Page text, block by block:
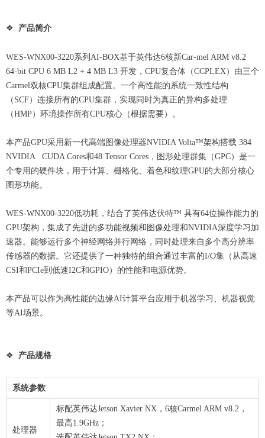
❖ 产品简介
WES-WNX00-3220系列AI-BOX基于英伟达6核新Car-mel ARM v8.2
64-bit CPU 6 MB L2 + 4 MB L3 开发，CPU复合体（CCPLEX）由三个
Carmel双核CPU集群组成配置。一个高性能的系统一致性结构
（SCF）连接所有的CPU集群，实现同时为真正的异构多处理
（HMP）环境操作所有CPU核心（根据需要）。
本产品GPU采用新一代高端图像处理器NVIDIA Volta™架构搭载 384
NVIDIA CUDA Cores和48 Tensor Cores，图形处理群集（GPC）是一
个专用的硬件块，用于计算、栅格化、着色和纹理GPU的大部分核心
图形功能。
WES-WNX00-3220低功耗，结合了英伟达伏特™ 具有64位操作能力的
GPU架构，集成了先进的多功能视频和图像处理和NVIDIA深度学习加
速器。能够运行多个神经网络并行网络，同时处理来自多个高分辨率
传感器的数据。它还提供了一种独特的组合通过丰富的I/O集（从高速
CSI和PCIe到低速I2C和GPIO）的性能和电源优势。
本产品可以作为高性能的边缘AI计算平台应用于机器学习、机器视觉
等AI场景。
❖ 产品规格
系统参数
处理器
标配英伟达Jetson Xavier NX，6核Carmel ARM v8.2，
最高1.9GHz；